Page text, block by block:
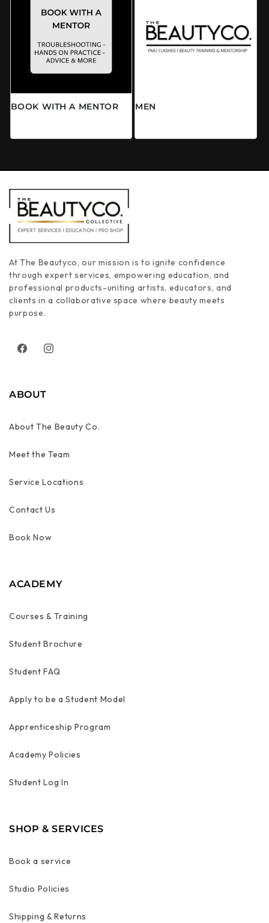
BOOK WITH A MENTOR MEN
At The Beautyco, our mission is to ignite confidence
through expert services, empowering education, and
professional products-uniting artists, educators, and
clients in a collaborative space where beauty meets
purpose.
FacebookInstagram
ABOUT
About The Beauty Co.
Meet the Team
Service Locations
Contact Us
Book Now
ACADEMY
Courses & Training
Student Brochure
Student FAQ
Apply to be a Student Model
Apprenticeship Program
Academy Policies
Student Log In
SHOP & SERVICES
Book a service
Studio Policies
Shipping & Returns